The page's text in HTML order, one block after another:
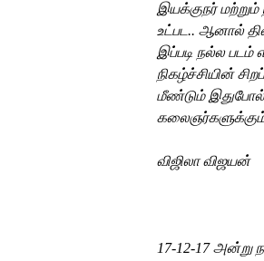
இயக்குநர் மற்றும்
உட்பட .. ஆனால்
இப்படி நல்ல படம்
நிகழ்ச்சியின்
மீண்டும் இதுபோல்
விஜிலா விஜயன்
17-12-17அன்று